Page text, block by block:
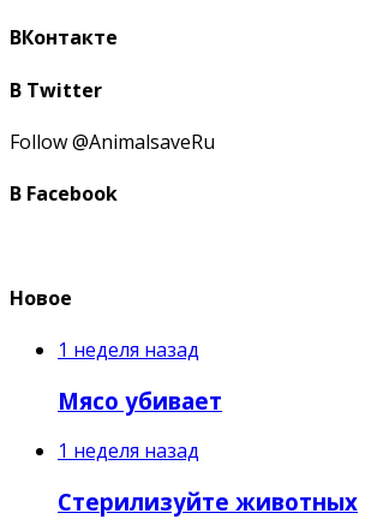
ВКонтакте
В Twitter
Follow @AnimalsaveRu
В Facebook
Новое
1 неделя назад
Мясо убивает
1 неделя назад
Стерилизуйте животных